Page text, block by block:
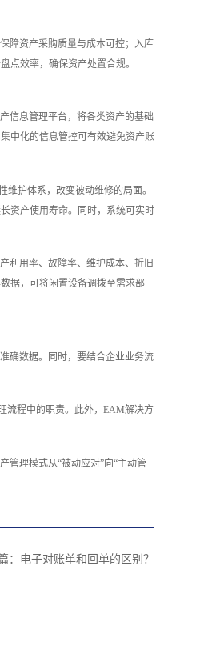
障资产采购质量与成本可控；入库
点效率，确保资产处置合规。
信息管理平台，将各类资产的基础
中化的信息管控可有效避免资产账
护体系，改变被动维修的局面。
资产使用寿命。同时，系统可实时
利用率、故障率、维护成本、折旧
据，可将闲置设备调拨至需求部
确数据。同时，要结合企业业务流
流程中的职责。此外，EAM解决方
管理模式从“被动应对”向“主动管
： 电子对账单和回单的区别？